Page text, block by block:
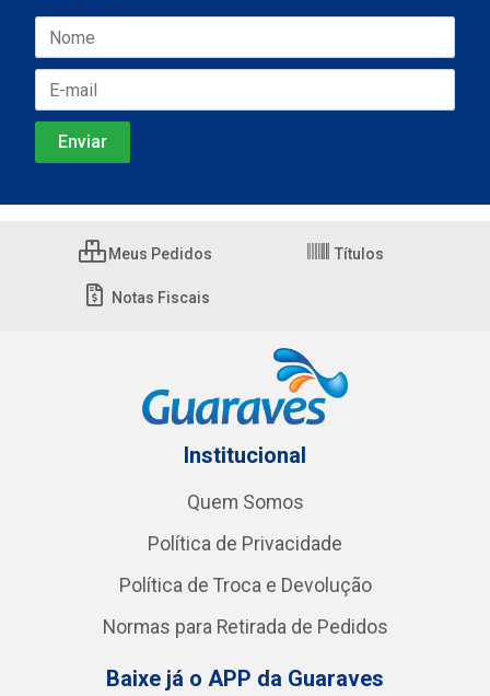
Meus Pedidos Títulos
Notas Fiscais
Institucional
Quem Somos
Política de Privacidade
Política de Troca e Devolução
Normas para Retirada de Pedidos
Baixe já o APP da Guaraves